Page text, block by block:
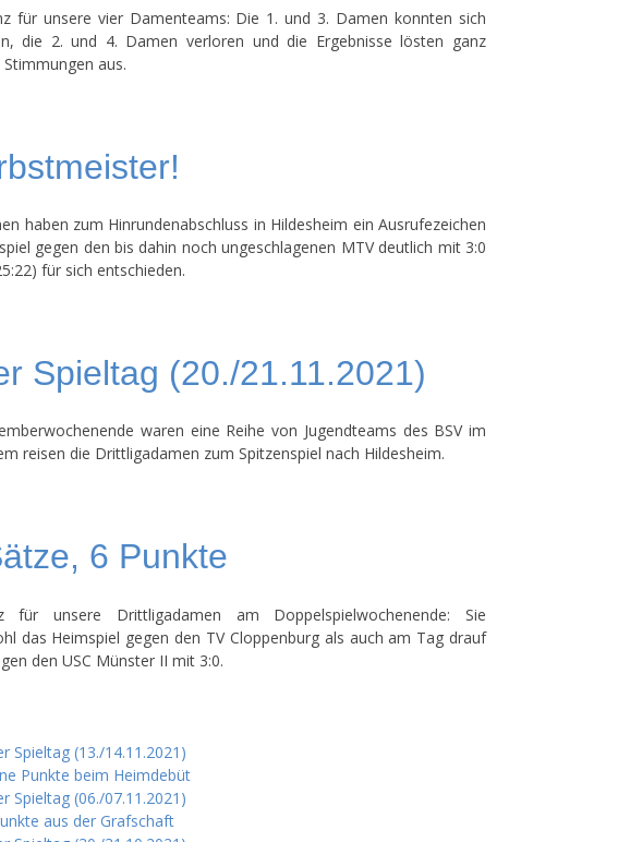
für unsere vier Damenteams: Die 1. und 3. Damen konnten sich
die 2. und 4. Damen verloren und die Ergebnisse lösten ganz
aus.
haben zum Hinrundenabschluss in Hildesheim ein Ausrufezeichen
gegen den bis dahin noch ungeschlagenen MTV deutlich mit 3:0
für sich entschieden.
Spieltag (20./21.11.2021)
waren eine Reihe von Jugendteams des BSV im
reisen die Drittligadamen zum Spitzenspiel nach Hildesheim.
6 Punkte
für unsere Drittligadamen am Doppelspielwochenende: Sie
das Heimspiel gegen den TV Cloppenburg als auch am Tag drauf
den USC Münster II mit 3:0.
Spieltag (13./14.11.2021)
Punkte beim Heimdebüt
Spieltag (06./07.11.2021)
aus der Grafschaft